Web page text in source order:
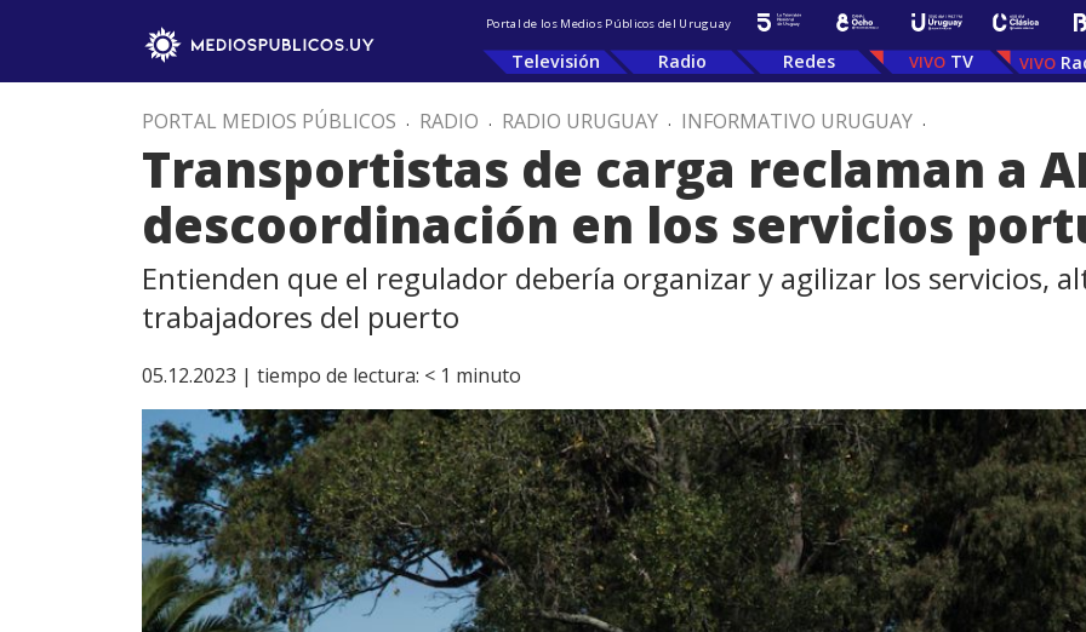
Portal de los Medios Públicos del Uruguay
Televisión Radio Redes TV
PORTAL MEDIOS PÚBLICOS . RADIO . RADIO URUGUAY . INFORMATIVO URUGUAY .
Transportistas de carga reclaman a
descoordinación en los servicios
Entienden que el regulador debería organizar y agilizar los servicios,
trabajadores del puerto
05.12.2023 | tiempo de lectura: < 1 minuto